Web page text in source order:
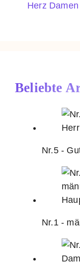
Herz
Beliebte
Nr.5 -
Nr.1 -